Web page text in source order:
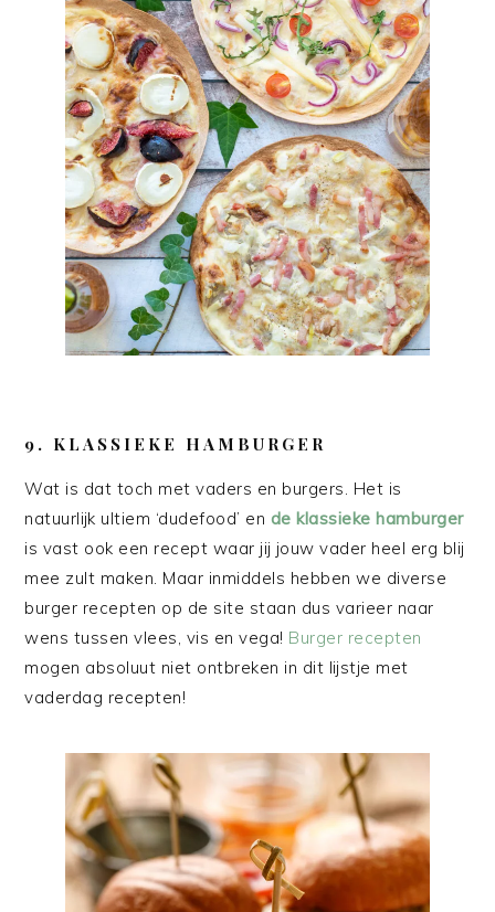
9. KLASSIEKE HAMBURGER
Wat is dat toch met vaders en burgers. Het is
natuurlijk ultiem ‘dudefood’ en de klassieke hamburger
is vast ook een recept waar jij jouw vader heel erg blij
mee zult maken. Maar inmiddels hebben we diverse
burger recepten op de site staan dus varieer naar
wens tussen vlees, vis en vega! Burger recepten
mogen absoluut niet ontbreken in dit lijstje met
vaderdag recepten!